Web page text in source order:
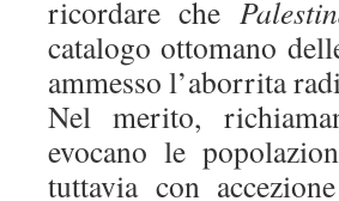
ricordare che
catalogo ottomano
ammesso l’aborrita
Nel merito,
evocano le
tuttavia con